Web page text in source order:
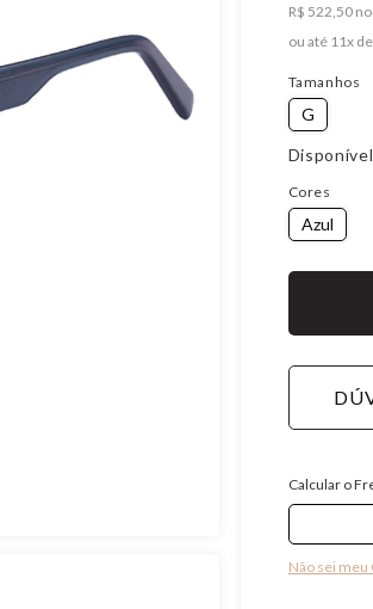
R$ 522,50
ou
11xde
Tamanhos
G
Cores
Azul
Calcular o
Não sei meu